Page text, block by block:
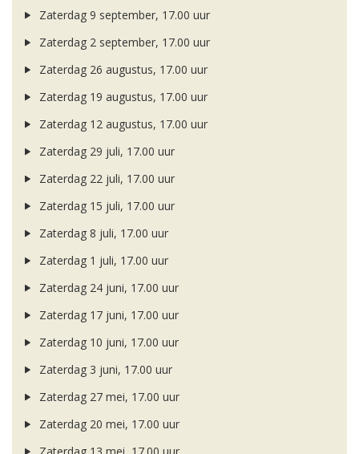
Zaterdag 9 september, 17.00 uur
Zaterdag 2 september, 17.00 uur
Zaterdag 26 augustus, 17.00 uur
Zaterdag 19 augustus, 17.00 uur
Zaterdag 12 augustus, 17.00 uur
Zaterdag 29 juli, 17.00 uur
Zaterdag 22 juli, 17.00 uur
Zaterdag 15 juli, 17.00 uur
Zaterdag 8 juli, 17.00 uur
Zaterdag 1 juli, 17.00 uur
Zaterdag 24 juni, 17.00 uur
Zaterdag 17 juni, 17.00 uur
Zaterdag 10 juni, 17.00 uur
Zaterdag 3 juni, 17.00 uur
Zaterdag 27 mei, 17.00 uur
Zaterdag 20 mei, 17.00 uur